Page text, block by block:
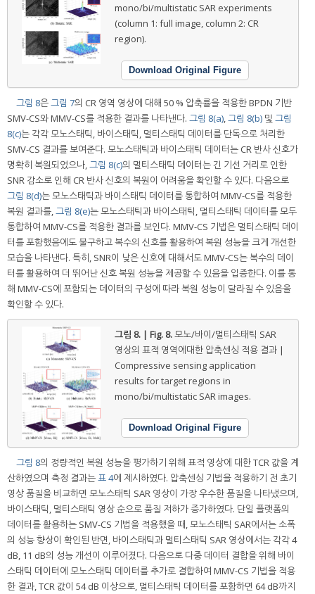
mono/bi/multistatic SAR experiments
(column 1: full image, column 2: CR
region).
Download Original Figure
그림 8은그림 7의 CR 영역 영상에 대해 50 % 압축률을 적용한 BPDN 기반
SMV-CS와 MMV-CS를 적용한 결과를 나타낸다. 그림 8(a),그림 8(b) 및 그림
8(c)는 각각 모노스태틱, 바이스태틱, 멀티스태틱 데이터를 단독으로 처리한
SMV-CS 결과를 보여준다. 모노스태틱과 바이스태틱 데이터는 CR 반사 신호가
명확히 복원되었으나,그림 8(c)의 멀티스태틱 데이터는 긴 기선 거리로 인한
SNR 감소로 인해 CR 반사 신호의 복원이 어려움을 확인할 수 있다. 다음으로
그림 8(d)는 모노스태틱과 바이스태틱 데이터를 통합하여 MMV-CS를 적용한
복원 결과를,그림 8(e)는 모노스태틱과 바이스태틱, 멀티스태틱 데이터를 모두
통합하여 MMV-CS를 적용한 결과를 보인다. MMV-CS 기법은 멀티스태틱 데이
터를 포함했음에도 불구하고 복수의 신호를 활용하여 복원 성능을 크게 개선한
모습을 나타낸다. 특히, SNR이 낮은 신호에 대해서도 MMV-CS는 복수의 데이
터를 활용하여 더 뛰어난 신호 복원 성능을 제공할 수 있음을 입증한다. 이를 통
해 MMV-CS에 포함되는 데이터의 구성에 따라 복원 성능이 달라질 수 있음을
확인할 수 있다.
그림 8. | Fig. 8.모노/바이/멀티스태틱 SAR
영상의 표적 영역에대한 압축센싱 적용 결과 |
Compressive sensing application
results for target regions in
mono/bi/multistatic SAR images.
Download Original Figure
그림 8의 정량적인 복원 성능을 평가하기 위해 표적 영상에 대한 TCR 값을 계
산하였으며 측정 결과는표 4에 제시하였다. 압축센싱 기법을 적용하기 전 초기
영상 품질을 비교하면 모노스태틱 SAR 영상이 가장 우수한 품질을 나타냈으며,
바이스태틱, 멀티스태틱 영상 순으로 품질 저하가 증가하였다. 단일 플랫폼의
데이터를 활용하는 SMV-CS 기법을 적용했을 때, 모노스태틱 SAR에서는 소폭
의 성능 향상이 확인된 반면, 바이스태틱과 멀티스태틱 SAR 영상에서는 각각 4
dB, 11 dB의 성능 개선이 이루어졌다. 다음으로 다중 데이터 결합을 위해 바이
스태틱 데이터에 모노스태틱 데이터를 추가로 결합하여 MMV-CS 기법을 적용
한 결과, TCR 값이 54 dB 이상으로, 멀티스태틱 데이터를 포함하면 64 dB까지